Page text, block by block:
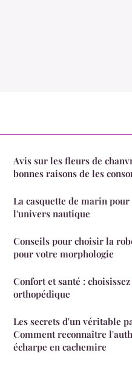
Avis sur les fleurs de
bonnes raisons de les
La casquette de marin
l'univers nautique
Conseils pour choisir la
pour votre morphologie
Confort et santé :
orthopédique
Les secrets d'un véritable
Comment reconnaître
écharpe en cachemire